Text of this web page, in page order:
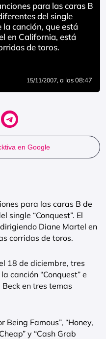
para las caras B
del single
la canción, que está
en California, está
de toros.
15/11/2007, a las 08:47
en Google
para las caras B de
single “Conquest”. El
Diane Martel en
corridas de toros.
18 de diciembre, tres
canción “Conquest” e
en tres temas
Being Famous”, “Honey,
y “Cash Grab